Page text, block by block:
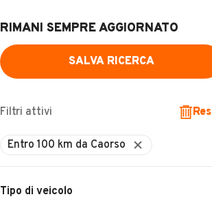
RIMANI SEMPRE AGGIORNATO
SALVA RICERCA
Filtri attivi
Entro 100 km da Caorso
Tipo di veicolo